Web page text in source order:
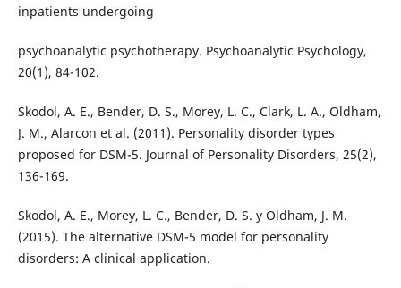
inpatients undergoing
psychoanalytic psychotherapy. Psychoanalytic Psychology,
20(1), 84-102.
Skodol, A. E., Bender, D. S., Morey, L. C., Clark, L. A., Oldham,
J. M., Alarcon et al. (2011). Personality disorder types
proposed for DSM-5. Journal of Personality Disorders, 25(2),
136-169.
Skodol, A. E., Morey, L. C., Bender, D. S. y Oldham, J. M.
(2015). The alternative DSM-5 model for personality
disorders: A clinical application.